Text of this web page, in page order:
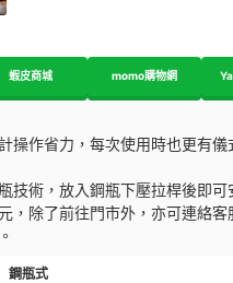
蝦皮商城 momo購物網
操作省力，每次使用時也更有儀
技術，放入鋼瓶下壓拉桿後即可
，除了前往門市外，亦可連絡客
鋼瓶式